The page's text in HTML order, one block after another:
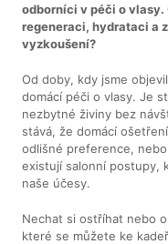
odborníci v péči o
regeneraci, hydrataci a
vyzkoušení?
Od doby, kdy jsme
domácí péči o vlasy. Je
nezbytné živiny bez
stává, že domácí
odlišné preference,
existují salonní postupy,
naše účesy.
Nechat si ostříhat nebo
které se můžete ke